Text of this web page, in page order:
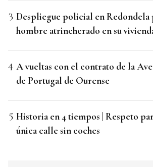
Despliegue policial en Redondela
hombre atrincherado en su
A vueltas con el contrato de la
de Portugal de Ourense
Historia en 4 tiempos | Respeto
única calle sin coches